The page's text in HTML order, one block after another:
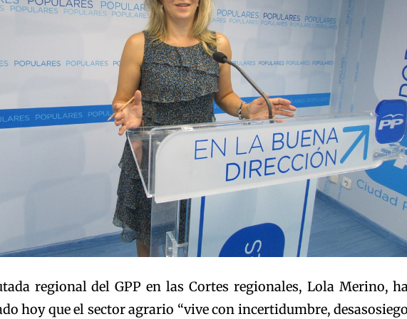
regional del GPP en las Cortes regionales, Lola Merino,
hoy que el sector agrario “vive con incertidumbre,